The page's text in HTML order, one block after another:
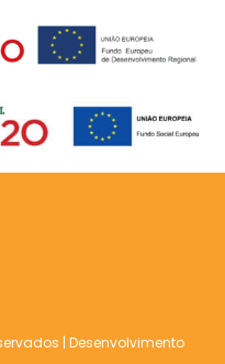
| Desenvolvimento